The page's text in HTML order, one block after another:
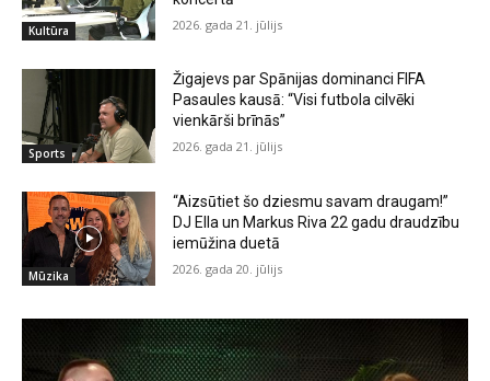
Kultūra 2026. gada 21. jūlijs
Sports
Žigajevs par Spānijas dominanci FIFA
Pasaules kausā: “Visi futbola cilvēki
vienkārši brīnās”
2026. gada 21. jūlijs
Mūzika
“Aizsūtiet šo dziesmu savam draugam!”
DJ Ella un Markus Riva 22 gadu draudzību
iemūžina duetā
2026. gada 20. jūlijs